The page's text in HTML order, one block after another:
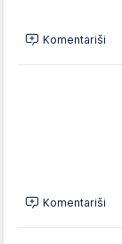
Komentariši
Komentariši